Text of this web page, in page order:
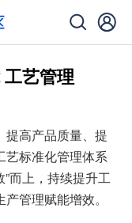
艺管理
提高产品质量、提
艺标准化管理体系
”而上，持续提升工
管理赋能增效。